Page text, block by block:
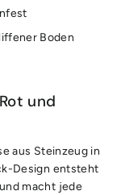
Boden
und
aus Steinzeug in
Design entsteht
macht jede